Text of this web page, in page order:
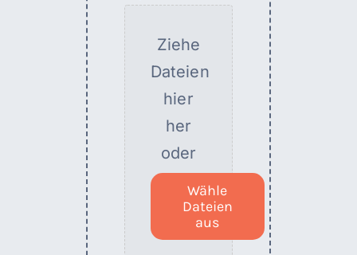
Ziehe
Dateien
hier
her
oder
Wähle
Dateien
aus